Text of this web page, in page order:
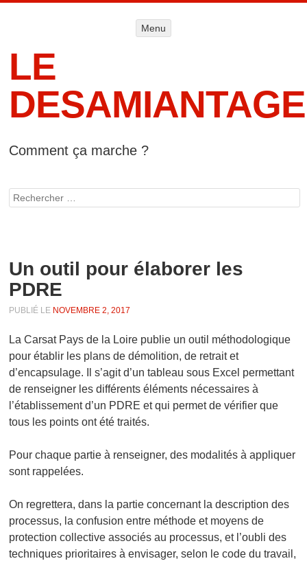
Menu
LE
DESAMIANTAGE
Comment ça marche ?
Rechercher
Un outil pour élaborer les
PDRE
PUBLIÉ LE NOVEMBRE 2, 2017
La Carsat Pays de la Loire publie un outil méthodologique
pour établir les plans de démolition, de retrait et
d’encapsulage. Il s’agit d’un tableau sous Excel permettant
de renseigner les différents éléments nécessaires à
l’établissement d’un PDRE et qui permet de vérifier que
tous les points ont été traités.
Pour chaque partie à renseigner, des modalités à appliquer
sont rappelées.
On regrettera, dans la partie concernant la description des
processus, la confusion entre méthode et moyens de
protection collective associés au processus, et l’oubli des
techniques prioritaires à envisager, selon le code du travail,